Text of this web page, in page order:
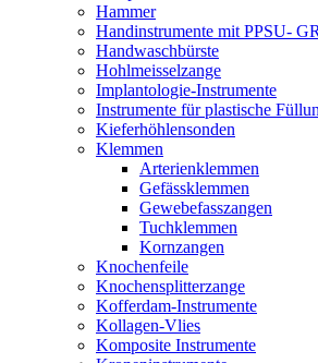
Hammer
Handinstrumente mit PPSU-
Handwaschbürste
Hohlmeisselzange
Implantologie-Instrumente
Instrumente für plastische
Kieferhöhlensonden
Klemmen
Arterienklemmen
Gefässklemmen
Gewebefasszangen
Tuchklemmen
Kornzangen
Knochenfeile
Knochensplitterzange
Kofferdam-Instrumente
Kollagen-Vlies
Komposite Instrumente